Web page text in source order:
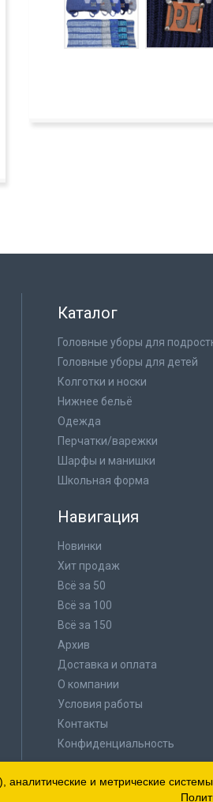
Каталог
Головные уборы для
Головные уборы для детей
Колготки и носки
Нижнее бельё
Одежда
Перчатки/варежки
Шарфы и манишки
Школьная форма
Навигация
Новинки
Хит продаж
Всё за 50
Всё за 100
Всё за 150
Архив
Доставка и оплата
О компании
Условия работы
Контакты
Конфиденциальность
и метрические